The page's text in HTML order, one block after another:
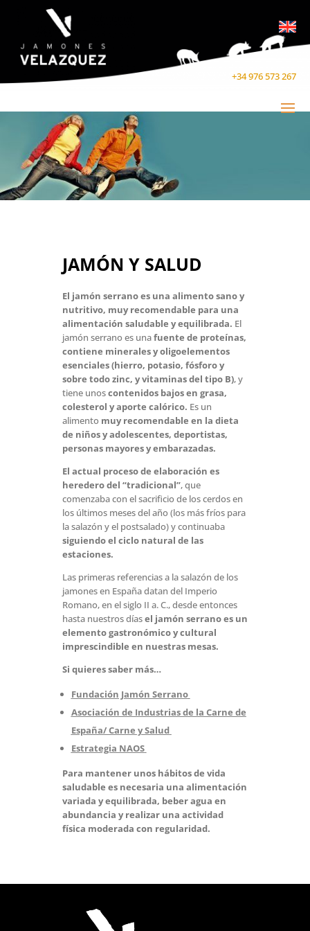
+34 976 573 267
JAMÓN Y SALUD
El jamón serrano es una alimento sano y
nutritivo, muy recomendable para una
alimentación saludable y equilibrada. El
jamón serrano es unafuente de proteínas,
contiene minerales y oligoelementos
esenciales (hierro, potasio, fósforo y
sobre todo zinc, y vitaminas del tipo B), y
tiene unoscontenidos bajos en grasa,
colesterol y aporte calórico. Es un
alimento muy recomendable en la dieta
de niños y adolescentes, deportistas,
personas mayores y embarazadas.
El actual proceso de elaboración es
heredero del “tradicional”, que
comenzaba con el sacrificio de los cerdos en
los últimos meses del año (los más fríos para
la salazón y el postsalado) y continuaba
siguiendo el ciclo natural de las
estaciones.
Las primeras referencias a la salazón de los
jamones en España datan del Imperio
Romano, en el siglo II a. C., desde entonces
hasta nuestros díasel jamón serrano es un
elemento gastronómico y cultural
imprescindible en nuestras mesas.
Si quieres saber más…
Fundación Jamón Serrano
Asociación de Industrias de la Carne de
España/ Carne y Salud
Estrategia NAOS
Para mantener unos hábitos de vida
saludable es necesaria una alimentación
variada y equilibrada, beber agua en
abundancia y realizar una actividad
física moderada con regularidad.